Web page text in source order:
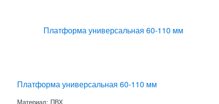
Платформа универсальная 60-110 мм
Материал: ПВХ